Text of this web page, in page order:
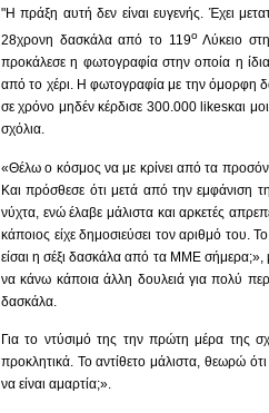
"Η πράξη αυτή δεν είναι ευγενής. Έχει
28χρονη δασκάλα από το 119οΛύκειο
προκάλεσε η φωτογραφία στην οποία η
από το χέρι. Η φωτογραφία με την όμορφη
σε χρόνο μηδέν κέρδισε 300.000 likesκαι
σχόλια.
«Θέλω ο κόσμος να με κρίνει από τα
Και πρόσθεσε ότι μετά από την εμφάνιση
νύχτα, ενώ έλαβε μάλιστα και αρκετές
κάποιος είχε δημοσιεύσει τον αριθμό του.
είσαι η σέξι δασκάλα από τα ΜΜΕ σήμερα;»,
να κάνω κάποια άλλη δουλειά για πολύ
δασκάλα.
Για το ντύσιμό της την πρώτη μέρα της
προκλητικά. Το αντίθετο μάλιστα, θεωρώ
να είναι αμαρτία;».